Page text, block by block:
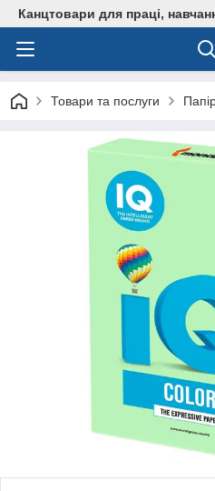
Канцтовари для працi,
Товари та послуги